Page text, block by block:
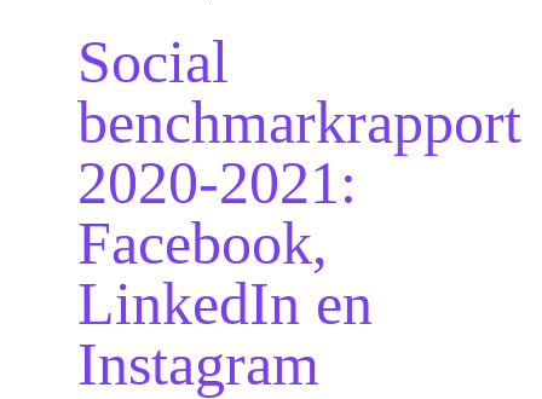
Social
benchmarkrapport
2020-2021:
Facebook,
LinkedIn en
Instagram